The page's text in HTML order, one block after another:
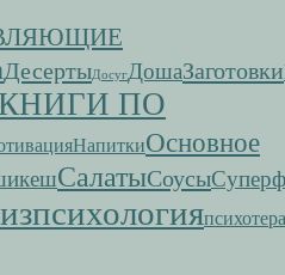
ДесертыДосугДошаЗаготовки
КНИГИ ПО
НапиткиОсновное
СалатыСоусы
психология